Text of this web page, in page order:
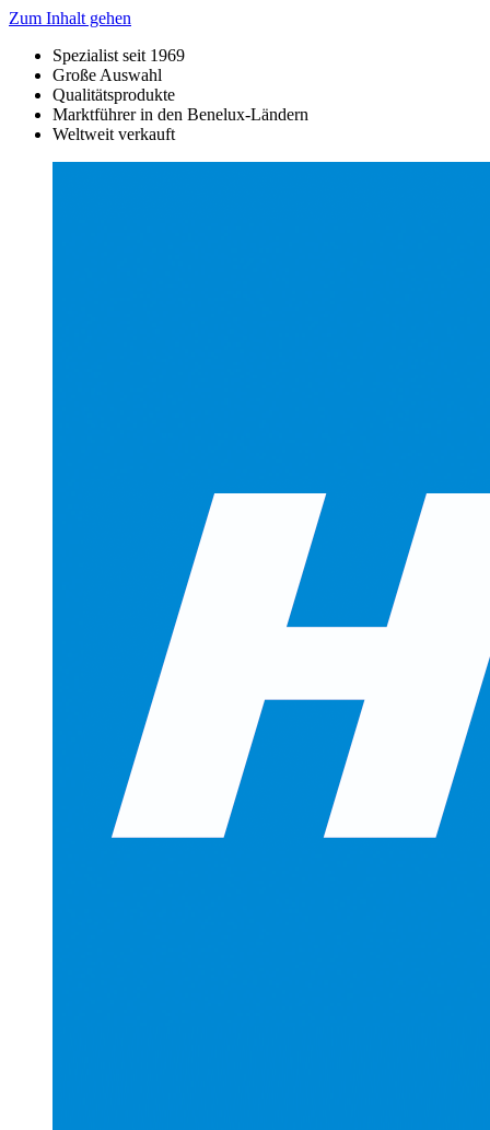
Zum Inhalt gehen
Spezialist seit 1969
Große Auswahl
Qualitätsprodukte
Marktführer in den Benelux-Ländern
Weltweit verkauft